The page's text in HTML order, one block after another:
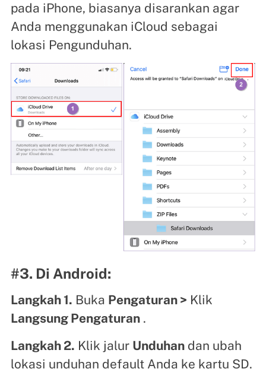
pada iPhone, biasanya disarankan agar
Anda menggunakan iCloud sebagai
lokasi Pengunduhan.
#3. Di Android:
Langkah 1. Buka Pengaturan > Klik
Langsung Pengaturan.
Langkah 2. Klik jalur Unduhandan ubah
lokasi unduhan default Anda ke kartu SD.